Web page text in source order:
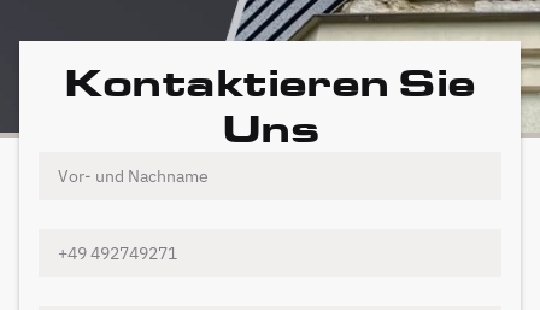
Kontaktieren Sie
Uns